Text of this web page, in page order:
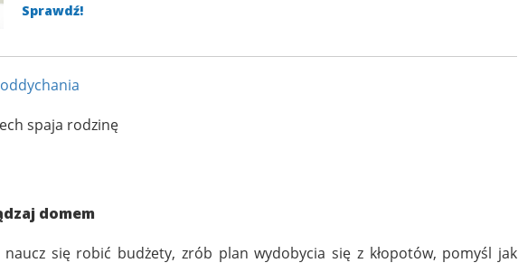
Sprawdź!
oddychania
spaja rodzinę
domem
naucz się robić budżety, zrób plan wydobycia się z kłopotów, pomyśl jak